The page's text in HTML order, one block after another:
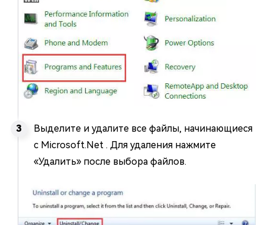
Выделите и удалите все файлы, начинающиеся
с Microsoft.Net . Для удаления нажмите
«Удалить» после выбора файлов.